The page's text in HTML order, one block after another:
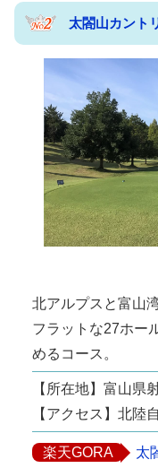
太閤山カント
北アルプスと富山
フラットな27ホー
めるコース。
【所在地】富山県
【アクセス】北陸
楽天GORA 太